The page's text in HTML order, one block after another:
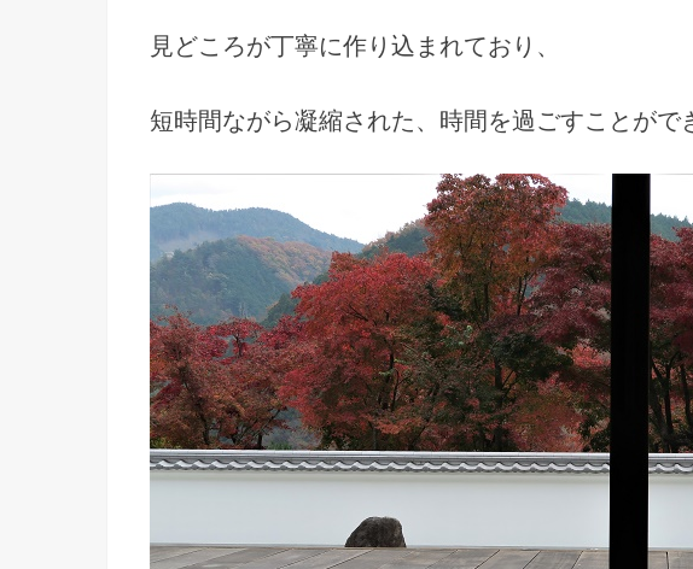
見どころが丁寧に作り込まれており、
短時間ながら凝縮された、時間を過ごすことがで